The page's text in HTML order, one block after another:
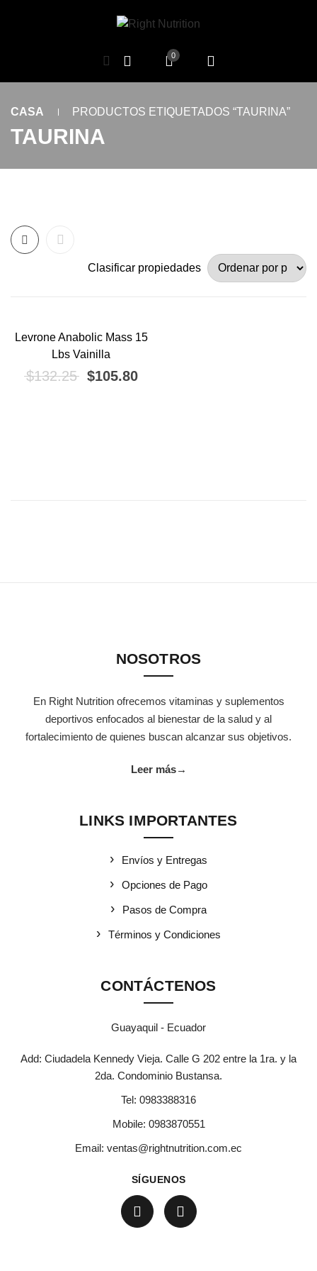
0
CASA PRODUCTOS ETIQUETADOS “TAURINA”
TAURINA
Clasificar propiedades
¡OFERTA!
Levrone Anabolic Mass 15
Lbs Vainilla
$132.25 El precio original era: $132.25.
$105.80El precio actual es: $105.80.
NOSOTROS
En Right Nutrition ofrecemos vitaminas y suplementos
deportivos enfocados al bienestar de la salud y al
fortalecimiento de quienes buscan alcanzar sus objetivos.
Leer más→
LINKS IMPORTANTES
Envíos y Entregas
Opciones de Pago
Pasos de Compra
Términos y Condiciones
CONTÁCTENOS
Guayaquil - Ecuador
Add: Ciudadela Kennedy Vieja. Calle G 202 entre la 1ra. y la
2da. Condominio Bustansa.
Tel: 0983388316
Mobile: 0983870551
Email: ventas@rightnutrition.com.ec
SÍGUENOS